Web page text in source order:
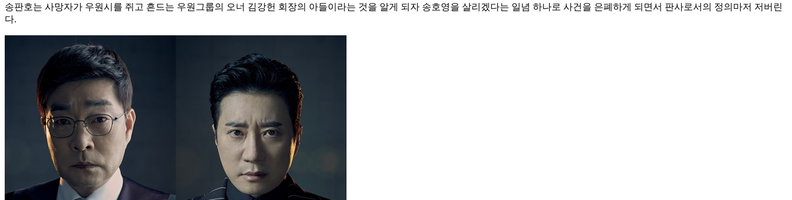
송판호는 사망자가 우원시를 쥐고 흔드는 우원그룹의 오너 김강헌 회장의 아들이라는 것을 알게 되자 송호영을 살리겠다는 일념 하나로 사건을 은폐하게 되면서 판사로서의 정의마저 저버린
다.